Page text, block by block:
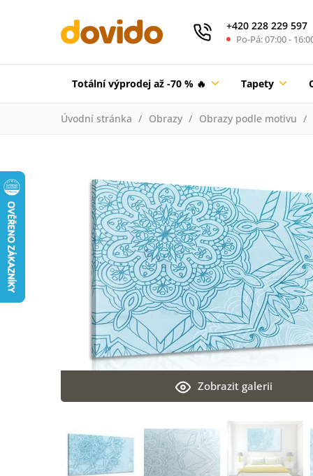
+420 228 229 597
Po-Pá: 07:00 -
Totální výprodej až -70 % 🔥 Tapety
Úvodní stránka Obrazy Obrazy podle motivu
Zobrazit galerii